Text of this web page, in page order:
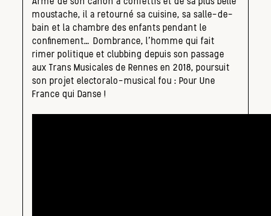
moustache, il a retourné sa cuisine, sa salle-de-
bain et la chambre des enfants pendant le
confinement… Dombrance, l’homme qui fait
rimer politique et clubbing depuis son passage
aux Trans Musicales de Rennes en 2018, poursuit
son projet electoralo-musical fou : Pour Une
France qui Danse !